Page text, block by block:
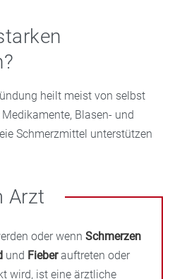
heilt meist von selbst
Blasen- und
Schmerzmittel unterstützen
Arzt
oder wenn Schmerzen
und Fieberauftreten oder
wird, ist eine ärztliche